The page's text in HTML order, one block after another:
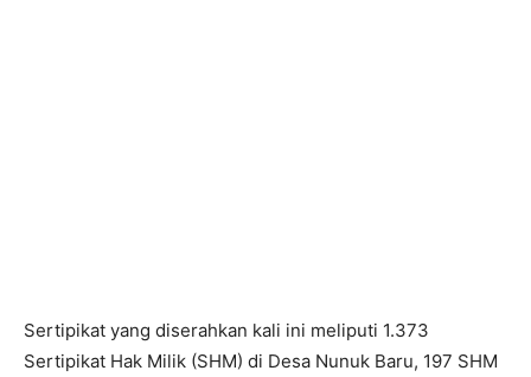
Sertipikat yang diserahkan kali ini meliputi 1.373
Sertipikat Hak Milik (SHM) di Desa Nunuk Baru, 197 SHM